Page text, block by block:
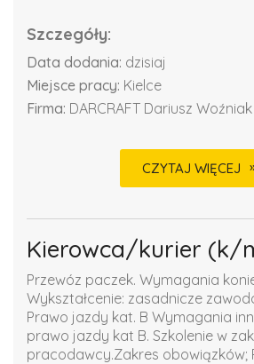
Szczegóły:
Data dodania: dzisiaj
Miejsce pracy: Kielce
Firma: DARCRAFT Dariusz Woźniak
CZYTAJ WIĘCEJ
Kierowca/kurier (k/
Przewóz paczek. Wymagania
Wykształcenie: zasadnicze
Prawo jazdy kat. B Wymagania
prawo jazdy kat B. Szkolenie w
pracodawcy.Zakres obowiązków;